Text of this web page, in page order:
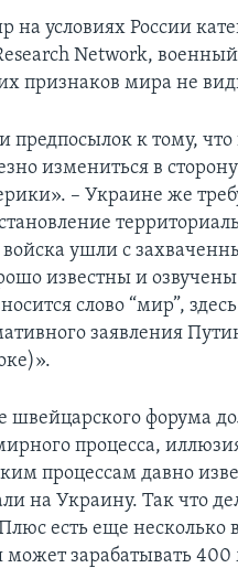
на условиях России
Network,
признаков мира не
предпосылок к тому,
измениться в
– Украине же
ушли с
известны и
слово “мир”,
заявления
швейцарского форума
процесса,
процессам давно
на Украину. Так что
есть еще
может зарабатывать